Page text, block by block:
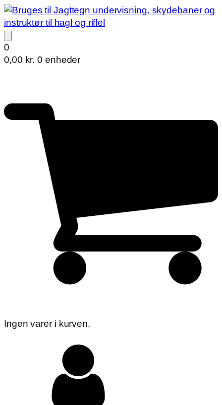
0
0,00 kr. 0 enheder
Ingen varer i kurven.